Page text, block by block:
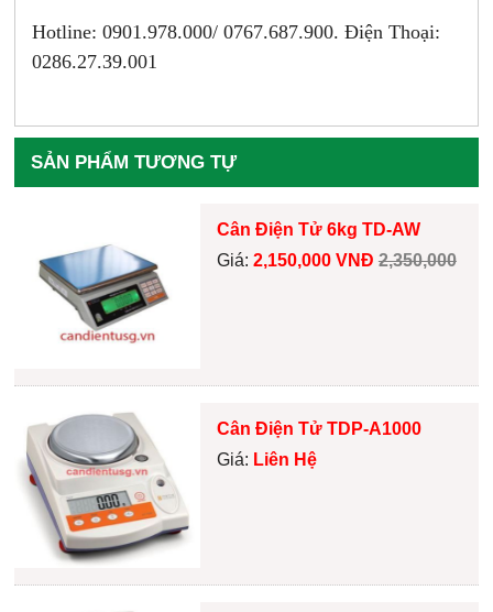
Hotline: 0901.978.000/ 0767.687.900. Điện Thoại:
0286.27.39.001
SẢN PHẨM TƯƠNG TỰ
Cân Điện Tử 6kg TD-AW
Giá: 2,150,000 VNĐ 2,350,000
Cân Điện Tử TDP-A1000
Giá: Liên Hệ